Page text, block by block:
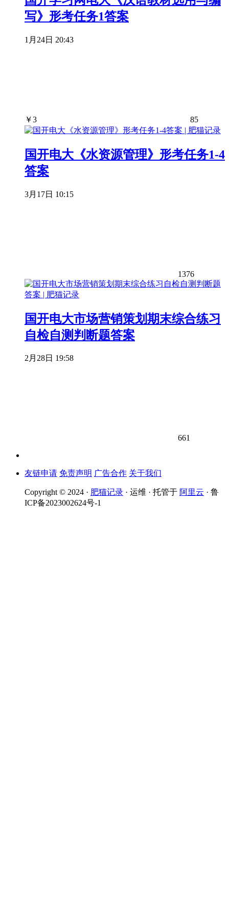
写》形考任务1答案
1月24日 20:43
￥3 85
国开电大《水资源管理》形考任务1-4
答案
3月17日 10:15
1376
国开电大市场营销策划期末综合练习
自检自测判断题答案
2月28日 19:58
661
友链申请 免责声明 广告合作 关于我们
Copyright © 2024 · 肥猫记录 · 运维 · 托管于 阿里云 · 鲁
ICP备2023002624号-1